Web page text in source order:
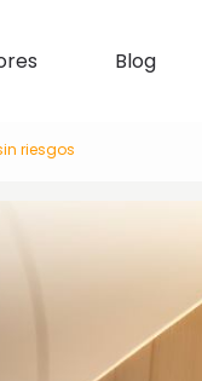
Blog
riesgos